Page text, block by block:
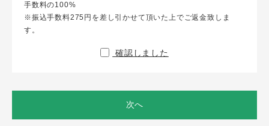
手数料の100%
※振込手数料275円を差し引かせて頂いた上でご返金致しま
す。
確認しました
次へ